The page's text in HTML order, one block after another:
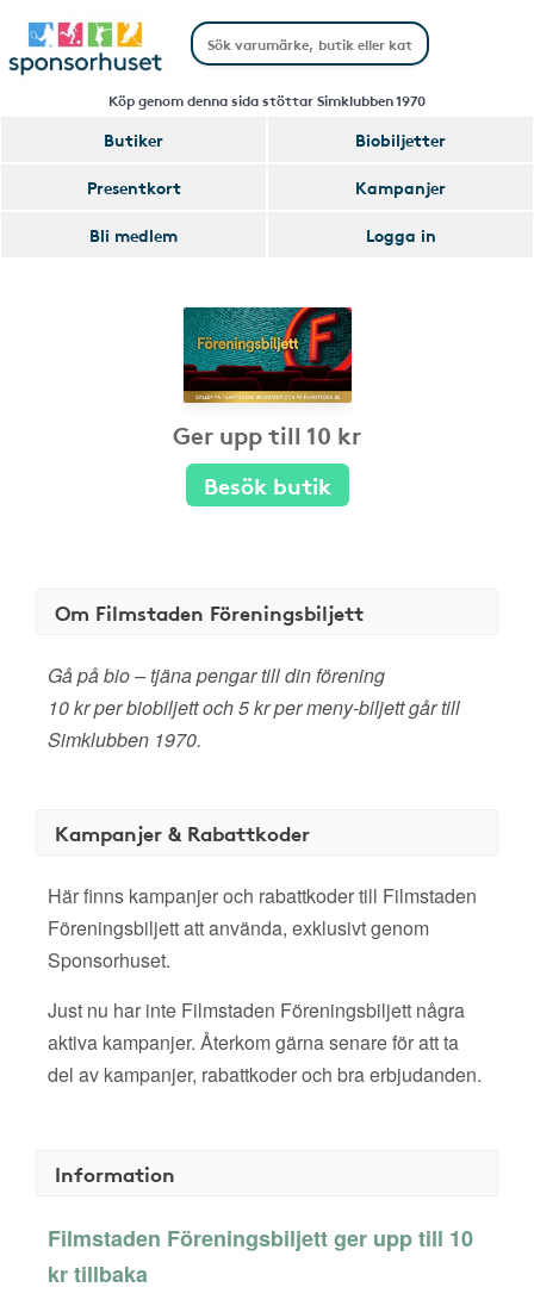
Köp genom denna sida stöttar Simklubben 1970
Butiker
Biobiljetter
Presentkort
Kampanjer
Bli medlem
Logga in
Ger upp till 10 kr
Besök butik
Om Filmstaden Föreningsbiljett
Gå på bio – tjäna pengar till din förening
10 kr per biobiljett och 5 kr per meny-biljett går till
Simklubben 1970.
Kampanjer & Rabattkoder
Här finns kampanjer och rabattkoder till Filmstaden
Föreningsbiljett att använda, exklusivt genom
Sponsorhuset.
Just nu har inte Filmstaden Föreningsbiljett några
aktiva kampanjer. Återkom gärna senare för att ta
del av kampanjer, rabattkoder och bra erbjudanden.
Information
Filmstaden Föreningsbiljett ger upp till 10
kr tillbaka